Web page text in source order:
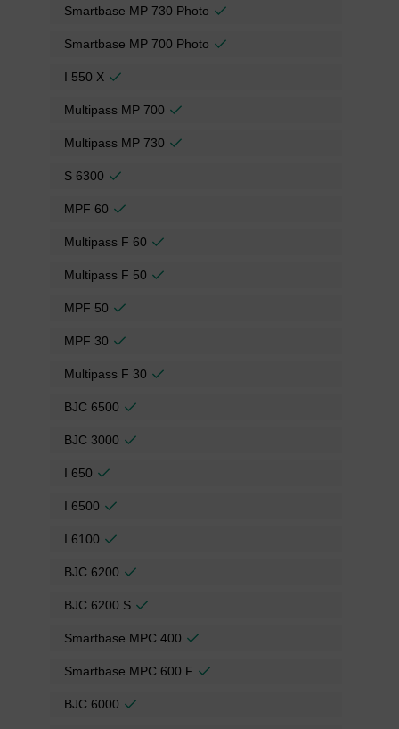
Smartbase MP 730 Photo
Smartbase MP 700 Photo
I 550 X
Multipass MP 700
Multipass MP 730
S 6300
MPF 60
Multipass F 60
Multipass F 50
MPF 50
MPF 30
Multipass F 30
BJC 6500
BJC 3000
I 650
I 6500
I 6100
BJC 6200
BJC 6200 S
Smartbase MPC 400
Smartbase MPC 600 F
BJC 6000